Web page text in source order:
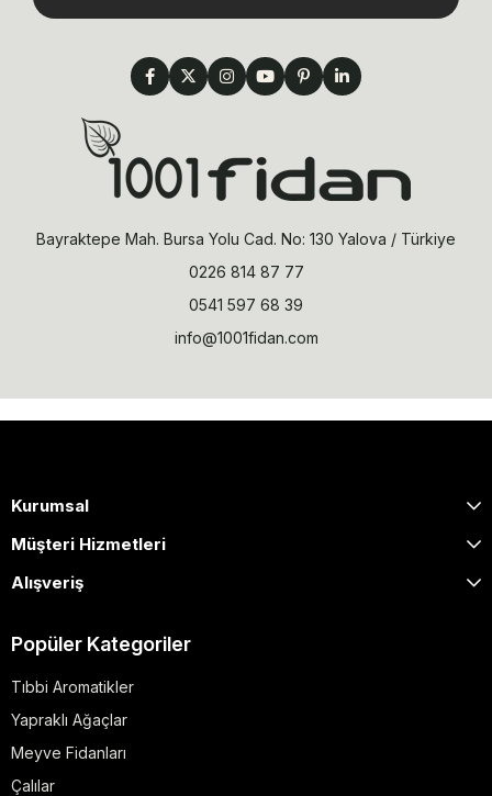
Bayraktepe Mah. Bursa Yolu Cad. No: 130 Yalova / Türkiye
0226 814 87 77
0541 597 68 39
info@1001fidan.com
Kurumsal
Müşteri Hizmetleri
Alışveriş
Popüler Kategoriler
Tıbbi Aromatikler
Yapraklı Ağaçlar
Meyve Fidanları
Çalılar